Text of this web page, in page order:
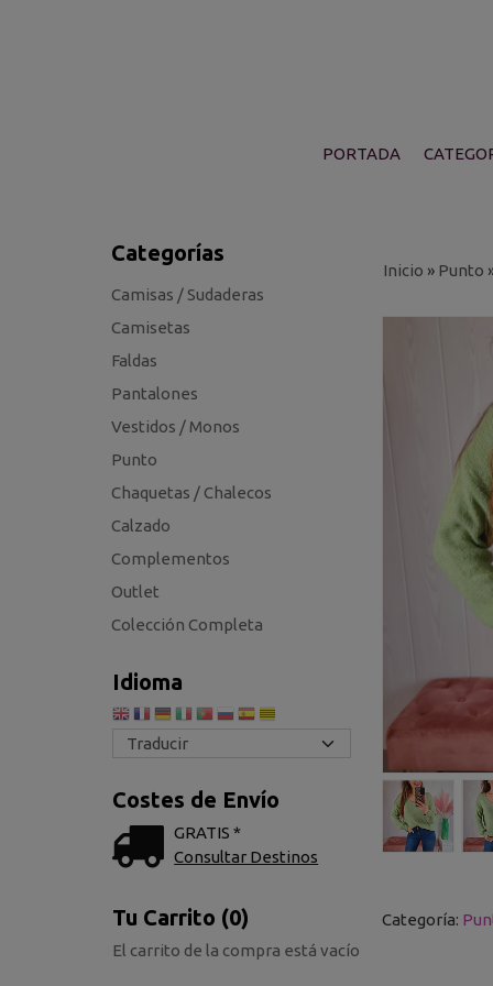
PORTADA
Categorías
Camisas / Sudaderas
Camisetas
Faldas
Pantalones
Vestidos / Monos
Punto
Chaquetas / Chalecos
Calzado
Complementos
Outlet
Colección Completa
Idioma
Costes de Envío
GRATIS *
Consultar Destinos
Tu Carrito (0)
El carrito de la compra está vacío
Inicio » Punto
Categoría: